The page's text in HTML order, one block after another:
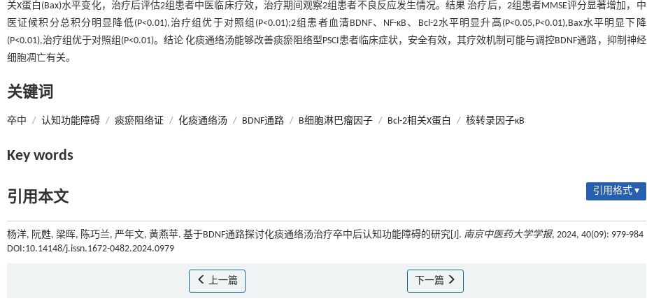
关X蛋白(Bax)水平变化，治疗后评估2组患者中医临床疗效，治疗期间观察2组患者不良反应发生情况。结果 治疗后，2组患者MMSE评分显著增加，中
医证候积分总积分明显降低(P<0.01),治疗组优于对照组(P<0.01);2组患者血清BDNF、NF-κB、Bcl-2水平明显升高(P<0.05,P<0.01),Bax水平明显下降
(P<0.01),治疗组优于对照组(P<0.01)。结论 化痰通络汤能够改善痰瘀阻络型PSCI患者临床症状，安全有效，其疗效机制可能与调控BDNF通路，抑制神经
细胞凋亡有关。
关键词
卒中 / 认知功能障碍 / 痰瘀阻络证 / 化痰通络汤 / BDNF通路 / B细胞淋巴瘤因子 / Bcl-2相关X蛋白 / 核转录因子κB
Key words
引用本文 引用格式 ▾
杨洋, 阮甦, 梁晖, 陈巧兰, 严年文, 黄燕苹. 基于BDNF通路探讨化痰通络汤治疗卒中后认知功能障碍的研究[J]. 南京中医药大学学报, 2024, 40(09): 979-984
DOI:10.14148/j.issn.1672-0482.2024.0979
上一篇 下一篇